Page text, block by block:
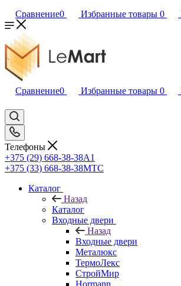
Сравнение0 Избранные товары 0
Сравнение0 Избранные товары 0
Телефоны
+375 (29) 668-38-38A1
+375 (33) 668-38-38МТС
Каталог
Назад
Каталог
Входные двери
Назад
Входные двери
Металюкс
ТермоЛекс
СтройМир
Hormann